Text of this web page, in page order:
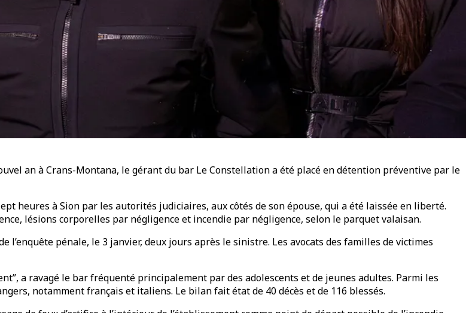
an à Crans-Montana, le gérant du bar Le Constellation a été placé en détention préventive par le
heures à Sion par les autorités judiciaires, aux côtés de son épouse, qui a été laissée en liberté.
lésions corporelles par négligence et incendie par négligence, selon le parquet valaisan.
pénale, le 3 janvier, deux jours après le sinistre. Les avocats des familles de victimes
a ravagé le bar fréquenté principalement par des adolescents et de jeunes adultes. Parmi les
notamment français et italiens. Le bilan fait état de 40 décès et de 116 blessés.